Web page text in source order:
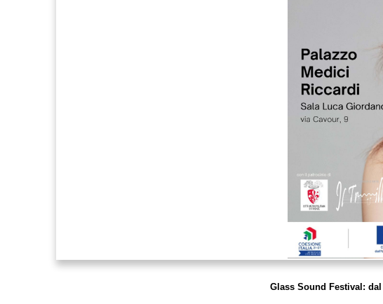
Glass Sound Festival: